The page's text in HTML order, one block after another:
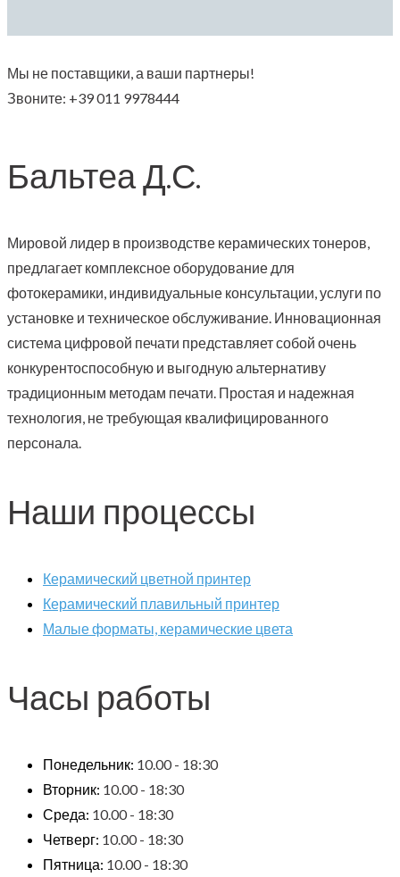
Мы не поставщики, а ваши партнеры!
Звоните: +39 011 9978444
Бальтеа Д.С.
Мировой лидер в производстве керамических тонеров,
предлагает комплексное оборудование для
фотокерамики, индивидуальные консультации, услуги по
установке и техническое обслуживание. Инновационная
система цифровой печати представляет собой очень
конкурентоспособную и выгодную альтернативу
традиционным методам печати. Простая и надежная
технология, не требующая квалифицированного
персонала.
Наши процессы
Керамический цветной принтер
Керамический плавильный принтер
Малые форматы, керамические цвета
Часы работы
Понедельник: 10.00 - 18:30
Вторник: 10.00 - 18:30
Среда: 10.00 - 18:30
Четверг: 10.00 - 18:30
Пятница: 10.00 - 18:30